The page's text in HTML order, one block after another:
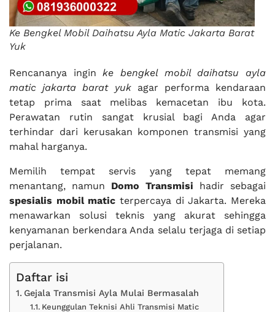
Ke Bengkel Mobil Daihatsu Ayla Matic Jakarta Barat
Yuk
Rencananya inginke bengkel mobil daihatsu ayla
matic jakarta barat yukagar performa kendaraan
tetap prima saat melibas kemacetan ibu kota.
Perawatan rutin sangat krusial bagi Anda agar
terhindar dari kerusakan komponen transmisi yang
mahal harganya.
Memilih tempat servis yang tepat memang
menantang, namun Domo Transmisi hadir sebagai
spesialis mobil matic terpercaya di Jakarta. Mereka
menawarkan solusi teknis yang akurat sehingga
kenyamanan berkendara Anda selalu terjaga di setiap
perjalanan.
Daftar isi
Gejala Transmisi Ayla Mulai Bermasalah
Keunggulan Teknisi Ahli Transmisi Matic